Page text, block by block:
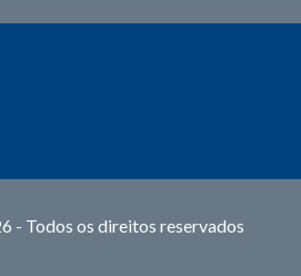
- Todos os direitos reservados